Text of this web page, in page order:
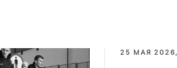
25 МАЯ